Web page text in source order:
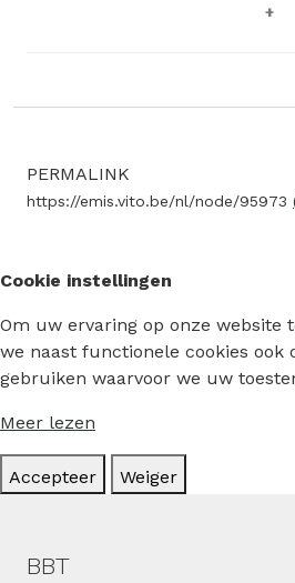
PERMALINK
https://emis.vito.be/nl/node/95973
Cookie instellingen
Om uw ervaring op onze website
we naast functionele cookies ook
gebruiken waarvoor we uw
Meer lezen
Accepteer Weiger
Hoofdmenu
BBT